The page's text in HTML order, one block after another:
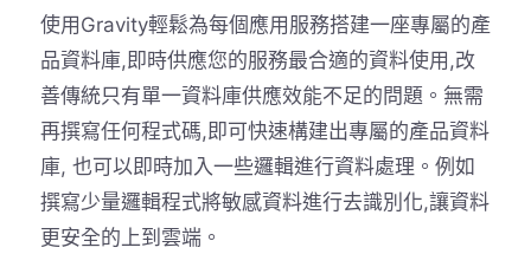
使用Gravity輕鬆為每個應用服務搭建一座專屬的產
品資料庫,即時供應您的服務最合適的資料使用,改
善傳統只有單一資料庫供應效能不足的問題。無需
再撰寫任何程式碼,即可快速構建出專屬的產品資料
庫, 也可以即時加入一些邏輯進行資料處理。例如
撰寫少量邏輯程式將敏感資料進行去識別化,讓資料
更安全的上到雲端。